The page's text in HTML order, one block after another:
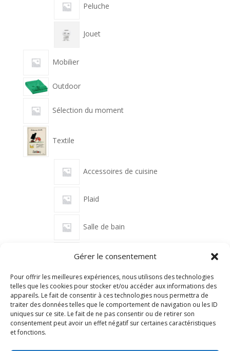
Gérer le consentement
Pour offrir les meilleures expériences, nous utilisons des technologies
telles que les cookies pour stocker et/ou accéder aux informations des
appareils. Le fait de consentir à ces technologies nous permettra de
traiter des données telles que le comportement de navigation ou les ID
uniques sur ce site. Le fait de ne pas consentir ou de retirer son
consentement peut avoir un effet négatif sur certaines caractéristiques
et fonctions.
Peluche
Jouet
Mobilier
Outdoor
Sélection du moment
Textile
Accessoires de cuisine
Plaid
Salle de bain
Tapis
coussins